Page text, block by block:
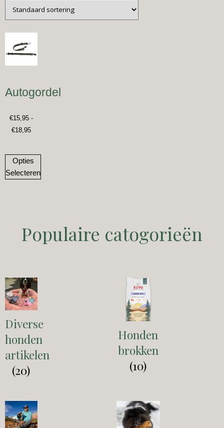
Autogordel
€15,95 -
€18,95
Opties
Selecteren
Populaire catogorieën
Diverse
honden
artikelen
(20)
Honden
brokken
(10)